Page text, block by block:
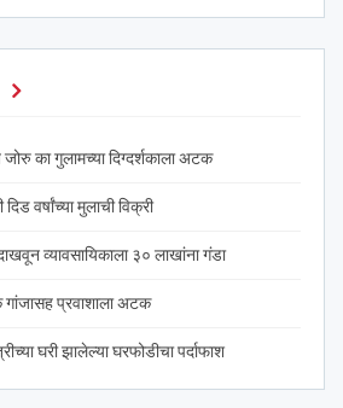
जोरु का गुलामच्या दिग्दर्शकाला अटक
वर्षांच्या मुलाची विक्री
व्यावसायिकाला ३० लाखांना गंडा
गांजासह प्रवाशाला अटक
घरी झालेल्या घरफोडीचा पर्दाफाश